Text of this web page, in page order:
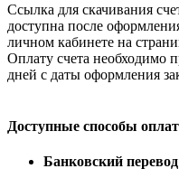
Ссылка для скачивания
доступна после
личном кабинете на
Оплату счета необходимо
дней с даты оформления
Доступные способы
Банковский перевод